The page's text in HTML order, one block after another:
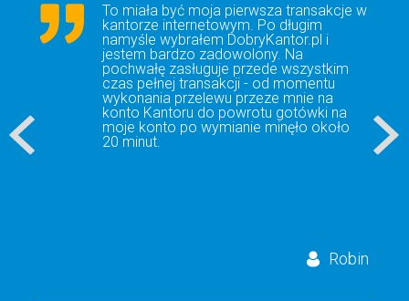
To miała być moja pierwsza transakcje w
kantorze internetowym. Po długim
namyśle wybrałem DobryKantor.pl i
jestem bardzo zadowolony. Na
pochwałę zasługuje przede wszystkim
czas pełnej transakcji - od momentu
wykonania przelewu przeze mnie na
konto Kantoru do powrotu gotówki na
moje konto po wymianie minęło około
20 minut.
Robin